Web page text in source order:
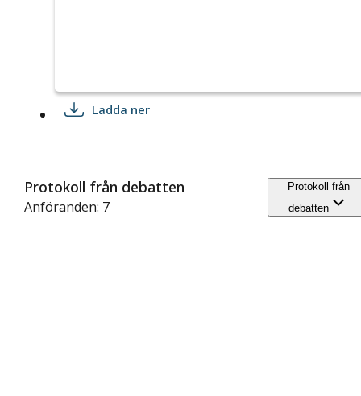
Ladda ner
Protokoll från debatten
Anföranden: 7
Protokoll från
debatten